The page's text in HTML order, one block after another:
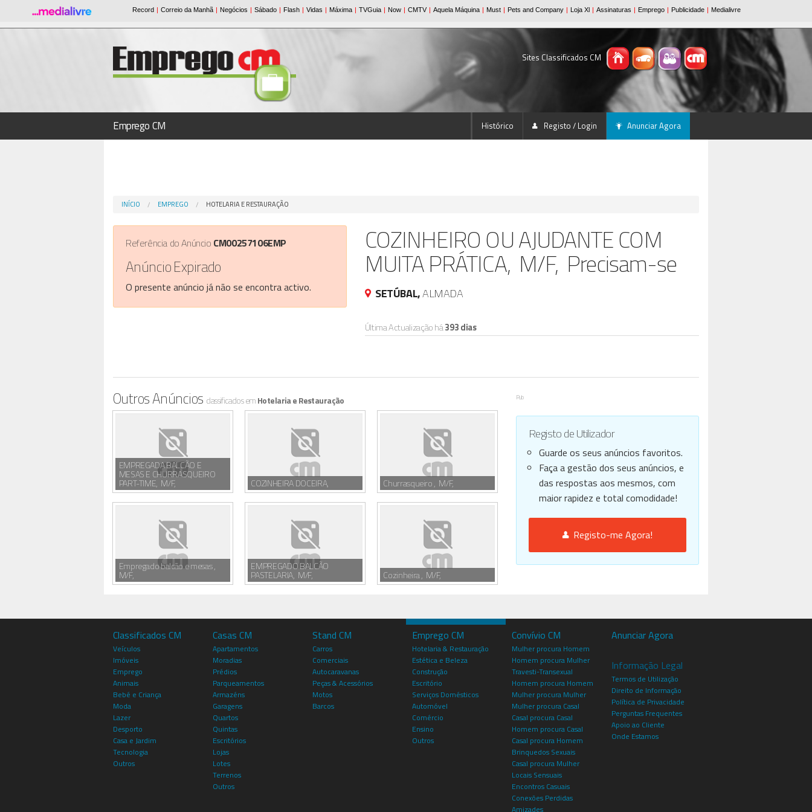
Sites Classificados CM
Emprego CM Histórico Registo / Login Anunciar Agora
INÍCIO EMPREGO HOTELARIA E RESTAURAÇÃO
COZINHEIRO OU AJUDANTE COM
MUITA PRÁTICA, M/F, Precisam-se
SETÚBAL,ALMADA
Última Actualização há393 dias
Referência do Anúncio CM00257106EMP
Anúncio Expirado
O presente anúncio já não se encontra activo.
Outros Anúncios classificados emHotelaria e Restauração
EMPREGADA BALCÃO E
MESAS E CHURRASQUEIRO
PART-TIME, M/F, COZINHEIRA DOCEIRA, Churrasqueiro , M/F,
Empregado balcão e mesas ,
M/F,
EMPREGADO BALCÃO
PASTELARIA, M/F, Cozinheira , M/F,
Pub
Registo de Utilizador
Guarde os seus anúncios favoritos.
Faça a gestão dos seus anúncios, e
das respostas aos mesmos, com
maior rapidez e total comodidade!
Registo-me Agora!
Classificados CM
Veículos
Imóveis
Emprego
Animais
Bebé e Criança
Moda
Lazer
Desporto
Casa e Jardim
Tecnologia
Outros
Casas CM
Apartamentos
Moradias
Prédios
Parqueamentos
Armazéns
Garagens
Quartos
Quintas
Escritórios
Lojas
Lotes
Terrenos
Outros
Stand CM
Carros
Comerciais
Autocaravanas
Peças & Acessórios
Motos
Barcos
Emprego CM
Hotelaria & Restauração
Estética e Beleza
Construção
Escritório
Serviços Domésticos
Automóvel
Comércio
Ensino
Outros
Convívio CM
Mulher procura Homem
Homem procura Mulher
Travesti-Transexual
Homem procura Homem
Mulher procura Mulher
Mulher procura Casal
Casal procura Casal
Homem procura Casal
Casal procura Homem
Brinquedos Sexuais
Casal procura Mulher
Locais Sensuais
Encontros Casuais
Conexões Perdidas
Amizades
Anunciar Agora
Informação Legal
Termos de Utilização
Direito de Informação
Política de Privacidade
Perguntas Frequentes
Apoio ao Cliente
Onde Estamos